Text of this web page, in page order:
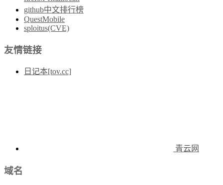
github中文排行榜
QuestMobile
sploitus(CVE)
友情链接
日记本[tov.cc]
青云网
域名